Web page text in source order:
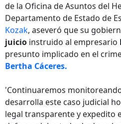
de la Oficina de Asuntos del
Departamento de Estado de
Kozak, aseveró que su
juicio instruido al empresario
presunto implicado en el
Bertha Cáceres.
'Continuaremos
desarrolla este caso judicial
legal transparente y expedito